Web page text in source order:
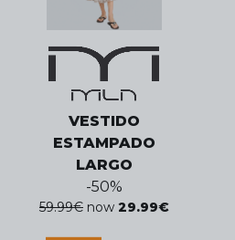
VESTIDO
ESTAMPADO
LARGO
-50%
59.99€ now 29.99€